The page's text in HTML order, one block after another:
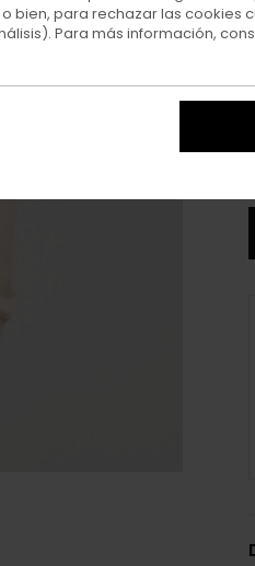
bien, para rechazar las cookies
Para más información,